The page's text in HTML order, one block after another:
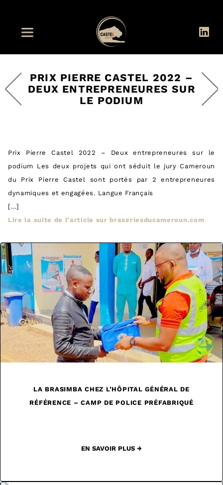
PRIX PIERRE CASTEL 2022 –
DEUX ENTREPRENEURES SUR
LE PODIUM
Prix Pierre Castel 2022 – Deux entrepreneures sur le
podium Les deux projets qui ont séduit le jury Cameroun
du Prix Pierre Castel sont portés par 2 entrepreneures
dynamiques et engagées. Langue Français
[…]
Lire la suite de l’article sur braseriesducameroun.com
LA BRASIMBA CHEZ L’HÔPITAL GÉNÉRAL DE
RÉFÉRENCE – CAMP DE POLICE PRÉFABRIQUÉ
EN SAVOIR PLUS →